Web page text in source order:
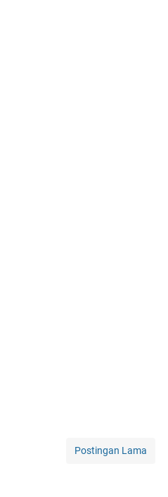
Postingan Lama